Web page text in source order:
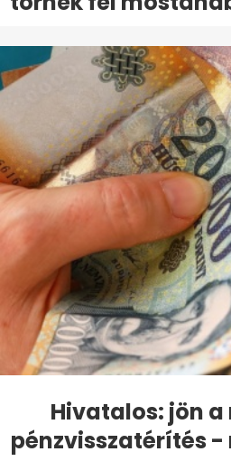
Hivatalos: jön
pénzvisszatérítés